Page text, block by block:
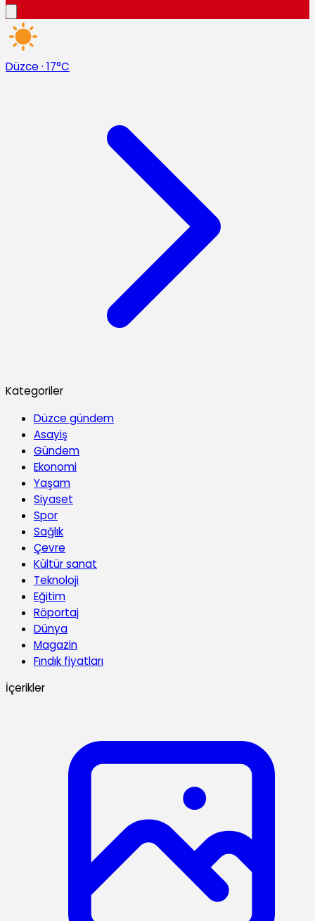
Düzce · 17°C
Kategoriler
Düzce gündem
Asayiş
Gündem
Ekonomi
Yaşam
Siyaset
Spor
Sağlık
Çevre
Kültür sanat
Teknoloji
Eğitim
Röportaj
Dünya
Magazin
Fındık fiyatları
İçerikler